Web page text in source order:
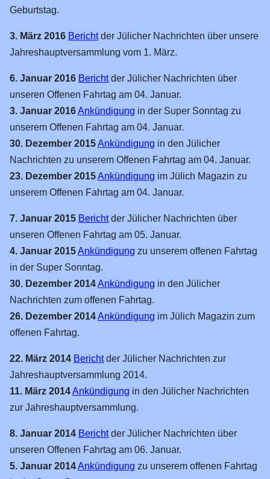
2016
2015
2014
2013
2012
2010
2009
2007
2006
Ältere
Forum
Vorbild
Clubs
Geburtstag.
3. März 2016 Berichtder Jülicher Nachrichten über unsere
Jahreshauptversammlung vom 1. März.
6. Januar 2016 Berichtder Jülicher Nachrichten über
unseren Offenen Fahrtag am 04. Januar.
3. Januar 2016Ankündigung in der Super Sonntag zu
unserem Offenen Fahrtag am 04. Januar.
30. Dezember 2015Ankündigung in den Jülicher
Nachrichten zu unserem Offenen Fahrtag am 04. Januar.
23. Dezember 2015Ankündigung im Jülich Magazin zu
unserem Offenen Fahrtag am 04. Januar.
7. Januar 2015 Berichtder Jülicher Nachrichten über
unseren Offenen Fahrtag am 05. Januar.
4. Januar 2015Ankündigung zu unserem offenen Fahrtag
in der Super Sonntag.
30. Dezember 2014Ankündigung in den Jülicher
Nachrichten zum offenen Fahrtag.
26. Dezember 2014Ankündigung im Jülich Magazin zum
offenen Fahrtag.
22. März 2014 Berichtder Jülicher Nachrichten zur
Jahreshauptversammlung 2014.
11. März 2014Ankündigung in den Jülicher Nachrichten
zur Jahreshauptversammlung.
8. Januar 2014 Berichtder Jülicher Nachrichten über
unseren Offenen Fahrtag am 06. Januar.
5. Januar 2014Ankündigung zu unserem offenen Fahrtag